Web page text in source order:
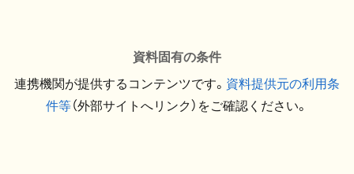
資料固有の条件
連携機関が提供するコンテンツです。 資料提供元の利用条
件等（外部サイトへリンク）をご確認ください。